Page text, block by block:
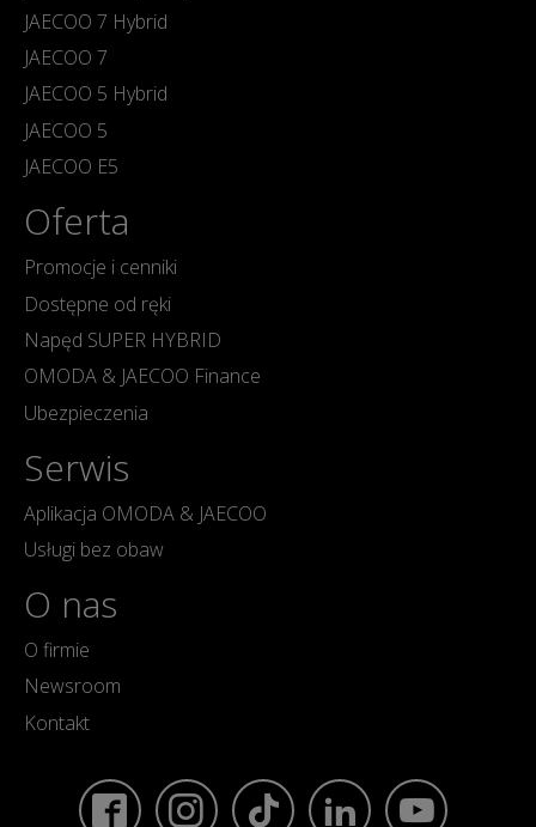
JAECOO 7 Hybrid
JAECOO 7
JAECOO 5 Hybrid
JAECOO 5
JAECOO E5
Oferta
Promocje i cenniki
Dostępne od ręki
Napęd SUPER HYBRID
OMODA & JAECOO Finance
Ubezpieczenia
Serwis
Aplikacja OMODA & JAECOO
Usługi bez obaw
O nas
O firmie
Newsroom
Kontakt